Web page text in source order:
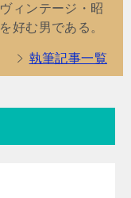
ィンテージ・昭
好む男である。
執筆記事一覧